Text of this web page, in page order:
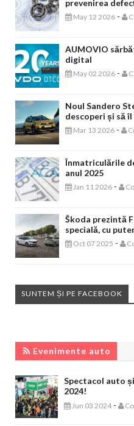
prevenirea
May 12 2026 -
AUMOVIO
digital
May 02 2026 -
Noul Sandero
descoperi și să
Mar 13 2026 -
Înmatriculările
anul 2025
Jan 11 2026 -
Škoda prezintă
specială, cu
Oct 07 2025 -
SUNTEM ȘI PE FACEBOOK
Evenimente auto
Spectacol auto
2024!
Jun 03 2024 -